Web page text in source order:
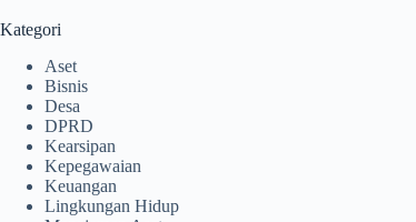
Kategori
Aset
Bisnis
Desa
DPRD
Kearsipan
Kepegawaian
Keuangan
Lingkungan Hidup